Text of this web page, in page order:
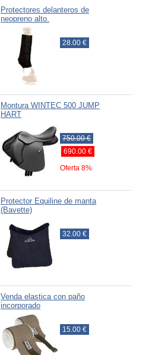
Protectores delanteros de
neopreno alto.
28.00 €
Montura WINTEC 500 JUMP
HART
750.00 €
690.00 €
Oferta 8%
Protector Equiline de manta
(Bavette)
32.00 €
Venda elastica con paño
incorporado
15.00 €